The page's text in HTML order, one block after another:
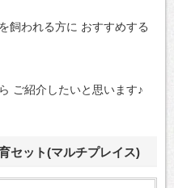
飼われる方に おすすめする
ご紹介したいと思います♪
セット(マルチプレイス)